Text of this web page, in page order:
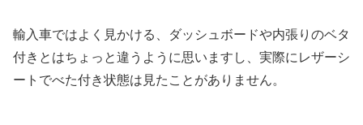
輸入車ではよく見かける、ダッシュボードや内張りのベタ
付きとはちょっと違うように思いますし、実際にレザーシ
ートでべた付き状態は見たことがありません。